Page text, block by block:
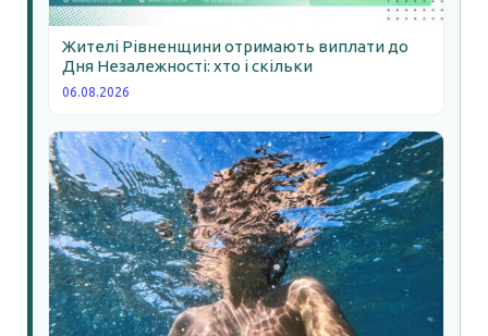
Жителі Рівненщини отримають виплати до
Дня Незалежності: хто і скільки
06.08.2026